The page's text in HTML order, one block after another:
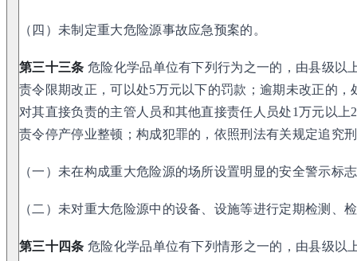
（四）未制定重大危险源事故应急预案的。
第三十三条 危险化学品单位有下列行为之一的，由县级以
责令限期改正，可以处5万元以下的罚款；逾期未改正的，
对其直接负责的主管人员和其他直接责任人员处1万元以
责令停产停业整顿；构成犯罪的，依照刑法有关规定追究
（一）未在构成重大危险源的场所设置明显的安全警示标
（二）未对重大危险源中的设备、设施等进行定期检测、
第三十四条 危险化学品单位有下列情形之一的，由县级以